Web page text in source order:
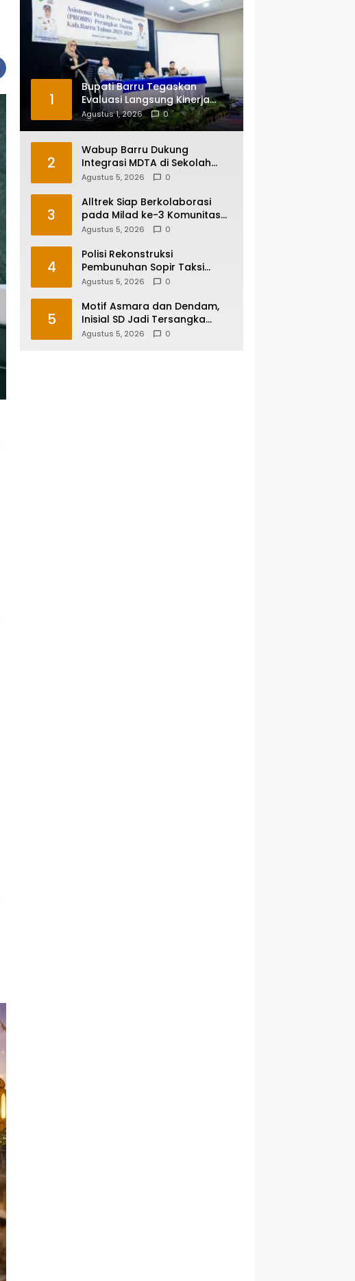
1
Bupati Barru Tegaskan
Evaluasi Langsung Kinerja
Kepala OPD, Reformasi
Birokrasi Jadi Prioritas
Agustus 1, 2026 0
2
Wabup Barru Dukung
Integrasi MDTA di Sekolah
Umum, Siapkan Regulasi
Agustus 5, 2026 0
3
Alltrek Siap Berkolaborasi
pada Milad ke-3 Komunitas
Camping IKA Smandel
Agustus 5, 2026 0
4
Polisi Rekonstruksi
Pembunuhan Sopir Taksi
Online di Maros, Tersangka
Agustus 5, 2026 0
5
Motif Asmara dan Dendam,
Inisial SD Jadi Tersangka
Pembunuhan Sopir Taksi
Agustus 5, 2026 0